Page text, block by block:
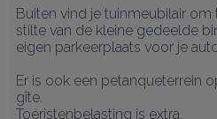
Buiten vind je tuinmeubilair
stilte van de kleine gedeelde
eigen parkeerplaats voor je
Er is ook een petanqueterrein
gîte.
Toeristenbelasting is extra,